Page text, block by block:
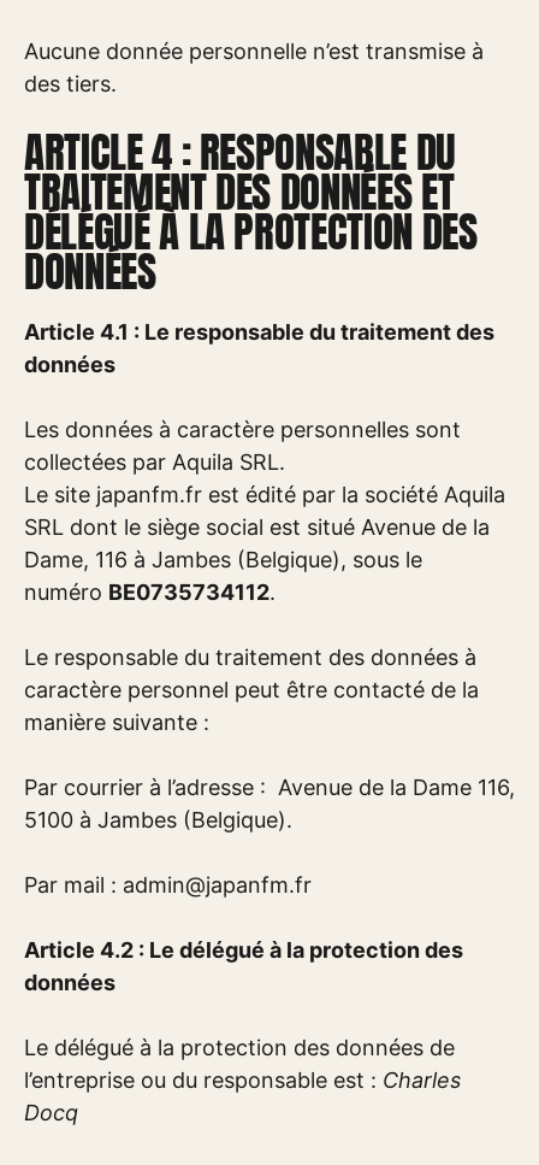
Aucune donnée personnelle n’est transmise à
des tiers.
ARTICLE 4 : RESPONSABLE DU
TRAITEMENT DES DONNÉES ET
DÉLÉGUÉ À LA PROTECTION DES
DONNÉES
Article 4.1 : Le responsable du traitement des
données
Les données à caractère personnelles sont
collectées par Aquila SRL.
Le site japanfm.fr est édité par la société Aquila
SRL dont le siège social est situé Avenue de la
Dame, 116 à Jambes (Belgique), sous le
numéro BE0735734112.
Le responsable du traitement des données à
caractère personnel peut être contacté de la
manière suivante :
Par courrier à l’adresse : Avenue de la Dame 116,
5100 à Jambes (Belgique).
Par mail : admin@japanfm.fr
Article 4.2 : Le délégué à la protection des
données
Le délégué à la protection des données de
l’entreprise ou du responsable est : Charles
Docq